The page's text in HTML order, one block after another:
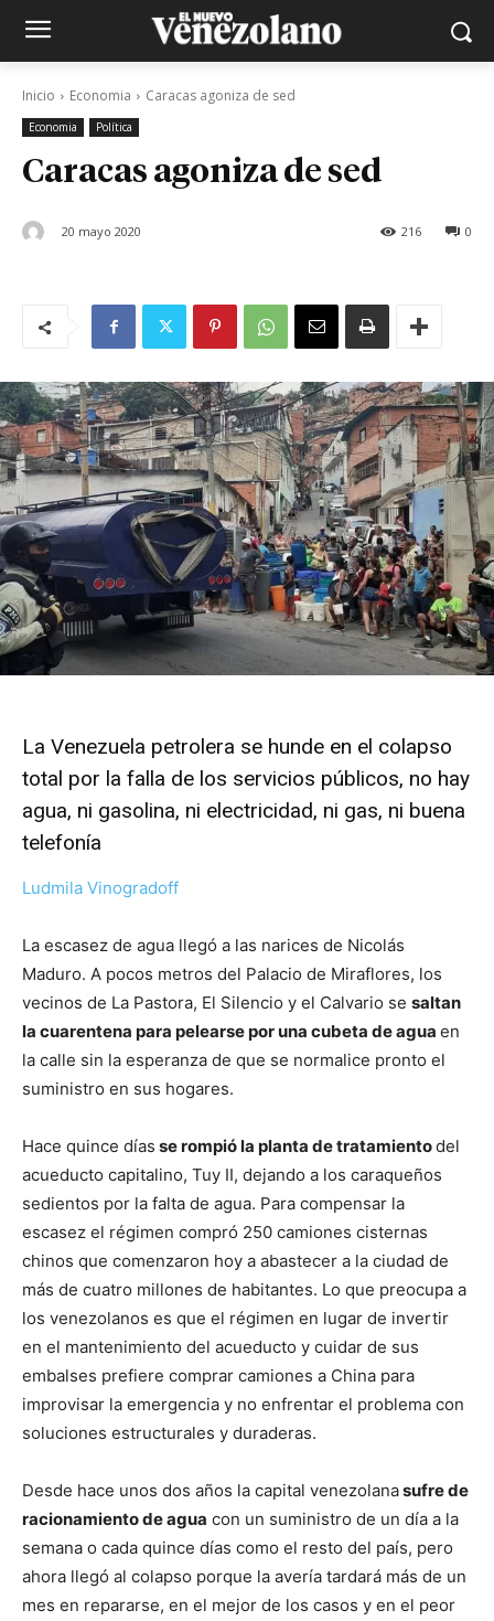
Inicio Economia Caracas agoniza de sed
Economia Política
Caracas agoniza de sed
20 mayo 2020 0
216
La Venezuela petrolera se hunde en el colapso
total por la falla de los servicios públicos, no hay
agua, ni gasolina, ni electricidad, ni gas, ni buena
telefonía
Ludmila Vinogradoff
La escasez de agua llegó a las narices de Nicolás
Maduro. A pocos metros del Palacio de Miraflores, los
vecinos de La Pastora, El Silencio y el Calvario se saltan
la cuarentena para pelearse por una cubeta de agua en
la calle sin la esperanza de que se normalice pronto el
suministro en sus hogares.
Hace quince días se rompió la planta de tratamientodel
acueducto capitalino, Tuy II, dejando a los caraqueños
sedientos por la falta de agua. Para compensar la
escasez el régimen compró 250 camiones cisternas
chinos que comenzaron hoy a abastecer a la ciudad de
más de cuatro millones de habitantes. Lo que preocupa a
los venezolanos es que el régimen en lugar de invertir
en el mantenimiento del acueducto y cuidar de sus
embalses prefiere comprar camiones a China para
improvisar la emergencia y no enfrentar el problema con
soluciones estructurales y duraderas.
Desde hace unos dos años la capital venezolanasufre de
racionamiento de agua con un suministro de un día a la
semana o cada quince días como el resto del país, pero
ahora llegó al colapso porque la avería tardará más de un
mes en repararse, en el mejor de los casos y en el peor